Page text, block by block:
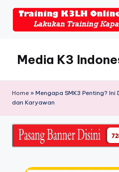
Media K3
Home » Mengapa SMK3 Penting?
dan Karyawan